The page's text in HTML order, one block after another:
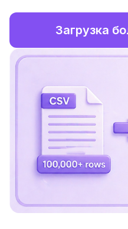
Загрузка